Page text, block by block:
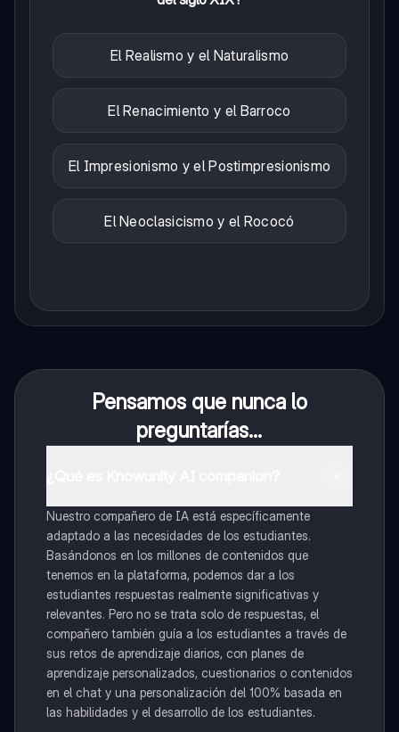
El Realismo y el Naturalismo
El Renacimiento y el Barroco
El Impresionismo y el Postimpresionismo
El Neoclasicismo y el Rococó
Pensamos que nunca lo
preguntarías...
Nuestro compañero de IA está específicamente
adaptado a las necesidades de los estudiantes.
Basándonos en los millones de contenidos que
tenemos en la plataforma, podemos dar a los
estudiantes respuestas realmente significativas y
relevantes. Pero no se trata solo de respuestas, el
compañero también guía a los estudiantes a través de
sus retos de aprendizaje diarios, con planes de
aprendizaje personalizados, cuestionarios o contenidos
en el chat y una personalización del 100% basada en
las habilidades y el desarrollo de los estudiantes.